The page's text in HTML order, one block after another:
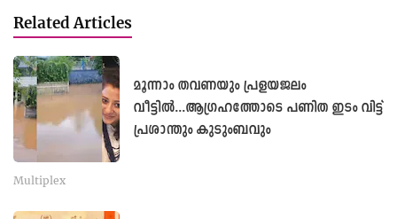
Related Articles
മൂന്നാം തവണയും പ്രളയജലം
വീട്ടിൽ...ആഗ്രഹത്തോടെ പണിത ഇടം വിട്ട്
പ്രശാന്തും കുടുംബവും
Multiplex